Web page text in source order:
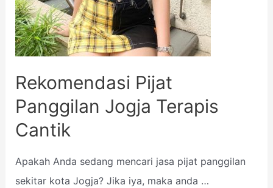
Rekomendasi Pijat
Panggilan Jogja Terapis
Cantik
Apakah Anda sedang mencari jasa pijat panggilan
sekitar kota Jogja? Jika iya, maka anda …